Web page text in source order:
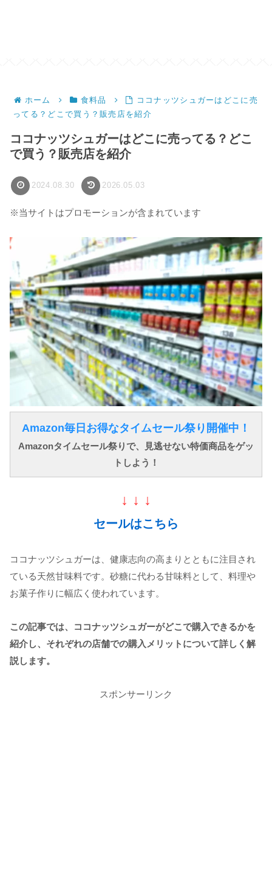
ホーム 食料品
ココナッツシュガーはどこに売
ってる？どこで買う？販売店を紹介
ココナッツシュガーはどこに売ってる？どこ
で買う？販売店を紹介
2024.08.30 2026.05.03
※当サイトはプロモーションが含まれています
Amazon毎日お得なタイムセール祭り開催中！
Amazonタイムセール祭りで、見逃せない特価商品をゲッ
トしよう！
↓ ↓ ↓
セールはこちら
ココナッツシュガーは、健康志向の高まりとともに注目され
ている天然甘味料です。砂糖に代わる甘味料として、料理や
お菓子作りに幅広く使われています。
この記事では、ココナッツシュガーがどこで購入できるかを
紹介し、それぞれの店舗での購入メリットについて詳しく解
説します。
スポンサーリンク